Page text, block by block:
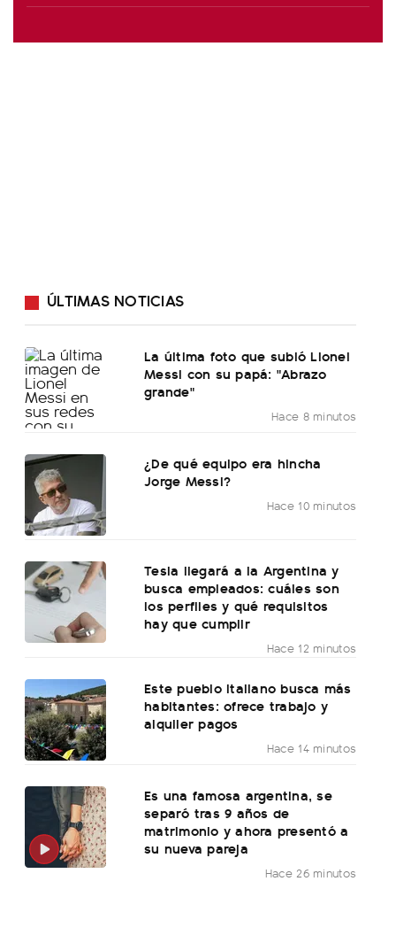
ÚLTIMAS NOTICIAS
La última foto que subió Lionel
Messi con su papá: "Abrazo
grande"
Hace 8 minutos
¿De qué equipo era hincha
Jorge Messi?
Hace 10 minutos
Tesla llegará a la Argentina y
busca empleados: cuáles son
los perfiles y qué requisitos
hay que cumplir
Hace 12 minutos
Este pueblo italiano busca más
habitantes: ofrece trabajo y
alquiler pagos
Hace 14 minutos
Es una famosa argentina, se
separó tras 9 años de
matrimonio y ahora presentó a
su nueva pareja
Hace 26 minutos